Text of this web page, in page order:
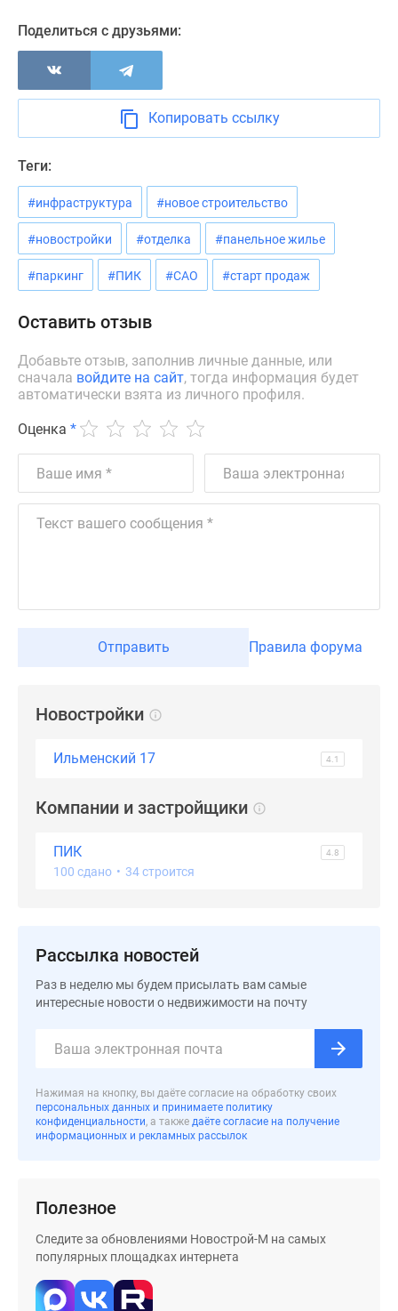
ипотека
Банки
программы
Мнение
эксперта
Аналитика
рынка
Покупателю
Экспертиза
Эксперты
авторы
Контакты
сайте
ипотека
Квартиры
скидками
новостроек
Поиск
Программа
Москве
Новостройки
бизнес-
класса
Рассрочка
Траншевая
ипотека
Поделиться с друзьями:
Копировать ссылку
Теги:
#инфраструктура #новое строительство
#новостройки #отделка #панельное жилье
#паркинг #ПИК #САО #старт продаж
Оставить отзыв
Добавьте отзыв, заполнив личные данные, или
сначала войдите на сайт, тогда информация будет
автоматически взята из личного профиля.
Оценка *
Отправить Правила форума
Новостройки
Ильменский 17 4.1
Компании и застройщики
ПИК 4.8
100 сдано • 34 строится
Рассылка новостей
Раз в неделю мы будем присылать вам самые
интересные новости о недвижимости на почту
Нажимая на кнопку, вы даёте согласие на обработку своих
персональных данных и принимаете политику
конфиденциальности, а также даёте согласие на получение
информационных и рекламных рассылок
Полезное
Следите за обновлениями Новострой-М на самых
популярных площадках интернета